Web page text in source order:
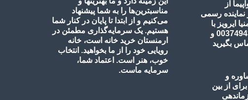
مناسبترین‌ها را به شما پیشنهاد
می‌کنیم و از ابتدا تا پایان در کنار شما
هستیم. یک سرمایه‌گذاری مطمئن در
ارمنستان خرید خانه است، خانه
رویایی خود را از ما بخواهید. انتخاب
خوب، هنر است. اعتماد شما،
سرمایه ماست.
و
از بین